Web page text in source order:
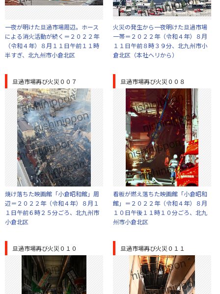
一夜が明けた旦過市場周辺。ホース
による消火活動が続く＝２０２２年
（令和４年）８月１１日午前１１時
半すぎ、北九州市小倉北区
火災の発生から一夜明けた旦過市場
一帯＝２０２２年（令和４年）８月
１１日午前８時３９分、北九州市小
倉北区（本社ヘリから）
旦過市場再び火災００７
焼け落ちた映画館「小倉昭和館」周
辺＝２０２２年（令和４年）８月１
１日午前６時２５分ごろ、北九州市
小倉北区
旦過市場再び火災００８
看板が燃え落ちた映画館「小倉昭和
館」＝２０２２年（令和４年）８月
１０日午後１１時１０分ごろ、北九
州市小倉北区
旦過市場再び火災０１０ 旦過市場再び火災０１１